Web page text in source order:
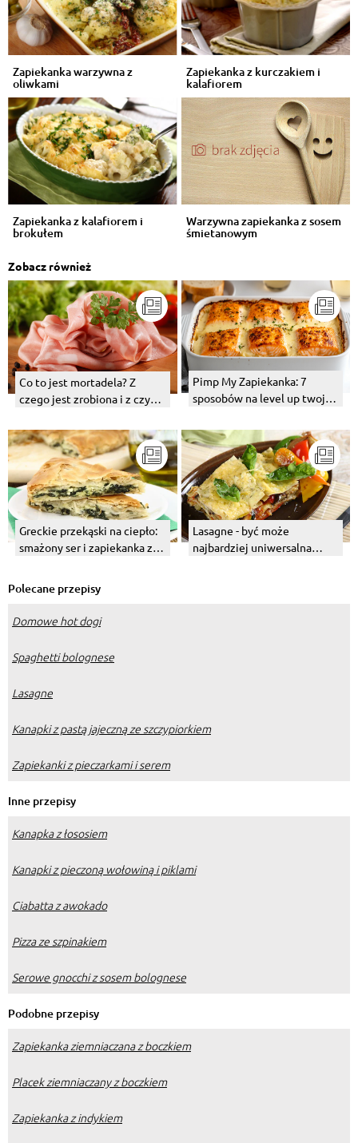
Zapiekanka warzywna z
oliwkami
Zapiekanka z kurczakiem i
kalafiorem
Zapiekanka z kalafiorem i
brokułem
Warzywna zapiekanka z sosem
śmietanowym
Zobacz również
Co to jest mortadela? Z
czego jest zrobiona i z czym
Pimp My Zapiekanka: 7
sposobów na level up twojej
Zapiefix
Greckie przekąski na ciepło:
smażony ser i zapiekanka z
filo
Lasagne - być może
najbardziej uniwersalna
Polecane przepisy
Domowe hot dogi
Spaghetti bolognese
Lasagne
Kanapki z pastą jajeczną ze szczypiorkiem
Zapiekanki z pieczarkami i serem
Inne przepisy
Kanapka z łososiem
Kanapki z pieczoną wołowiną i piklami
Ciabatta z awokado
Pizza ze szpinakiem
Serowe gnocchi z sosem bolognese
Podobne przepisy
Zapiekanka ziemniaczana z boczkiem
Placek ziemniaczany z boczkiem
Zapiekanka z indykiem